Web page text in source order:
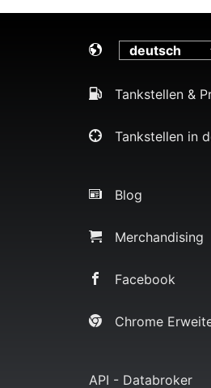
Tankstellen &
Tankstellen in
Blog
Merchandising
Facebook
Chrome
API - Databroker